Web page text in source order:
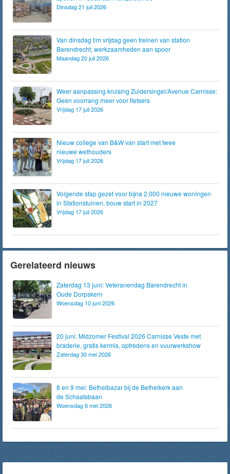
Dinsdag 21 juli 2026
Van dinsdag t/m vrijdag geen treinen van station
Barendrecht; werkzaamheden aan spoor
Maandag 20 juli 2026
Weer aanpassing kruising Zuidersingel/Avenue Carnisse:
Geen voorrang meer voor fietsers
Vrijdag 17 juli 2026
Nieuw college van B&W van start met twee
nieuwe wethouders
Vrijdag 17 juli 2026
Volgende stap gezet voor bijna 2.000 nieuwe woningen
in Stationstuinen, bouw start in 2027
Vrijdag 17 juli 2026
Gerelateerd nieuws
Zaterdag 13 juni: Veteranendag Barendrecht in
Oude Dorpskern
Woensdag 10 juni 2026
20 juni: Midzomer Festival 2026 Carnisse Veste met
braderie, gratis kermis, optredens en vuurwerkshow
Zaterdag 30 mei 2026
8 en 9 mei: Bethelbazar bij de Bethelkerk aan
de Schaatsbaan
Woensdag 6 mei 2026